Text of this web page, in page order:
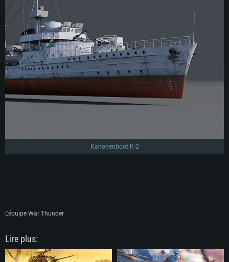
Kanonenboot K-2
L'équipe War Thunder
Lire plus: